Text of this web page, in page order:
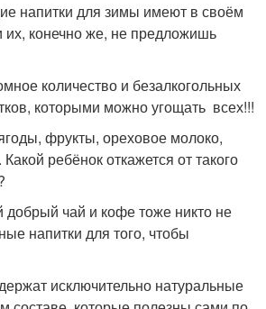
напитки для зимы имеют в своём
их, конечно же, не предложишь
количество и безалкогольных
которыми можно угощать всех!!!
фрукты, ореховое молоко,
ребёнок откажется от такого
добрый чай и кофе тоже никто не
напитки для того, чтобы
исключительно натуральные